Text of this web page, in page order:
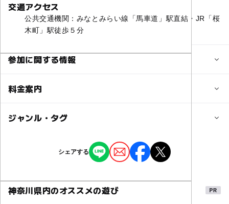
交通アクセス
公共交通機関：みなとみらい線「馬車道」駅直結・JR「桜
木町」駅徒歩５分
参加に関する情報
対象年齢
料金案内
子供の料金詳細
・街の味ってどんな味？（事前予約可）※詳しくは（http
s://peatix.com/group/74647）をご確認ください。
●Edible Green Walkthrew ※10/18のみ
・料金：大人1,000円、子供500円
ジャンル・タグ
ショッピング・グルメ 季節のイベント
ものづくり・学び体験 街なかイベント ミニイベント
シェアする
神奈川県内のオススメの遊び